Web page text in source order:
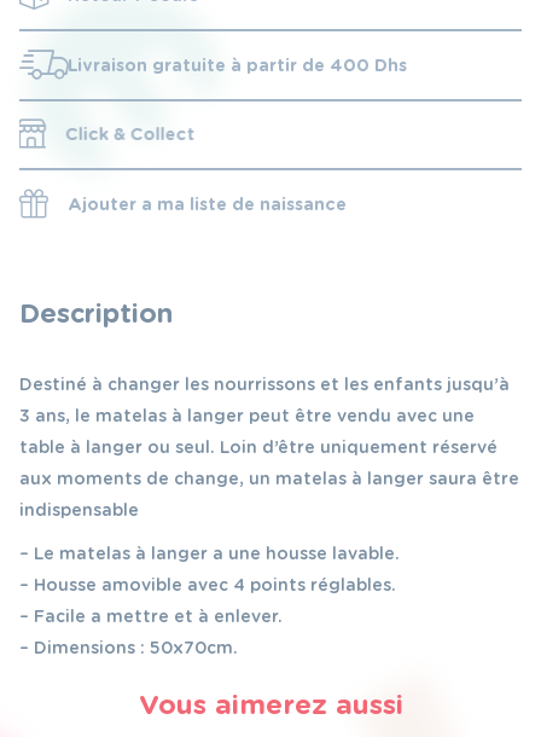
Livraison gratuite à partir de 400 Dhs
Click & Collect
Ajouter a ma liste de naissance
Description
Destiné à changer les nourrissons et les enfants jusqu’à
3 ans, le matelas à langer peut être vendu avec une
table à langer ou seul. Loin d’être uniquement réservé
aux moments de change, un matelas à langer saura être
indispensable
– Le matelas à langer a une housse lavable.
– Housse amovible avec 4 points réglables.
– Facile a mettre et à enlever.
– Dimensions : 50x70cm.
Vous aimerez aussi